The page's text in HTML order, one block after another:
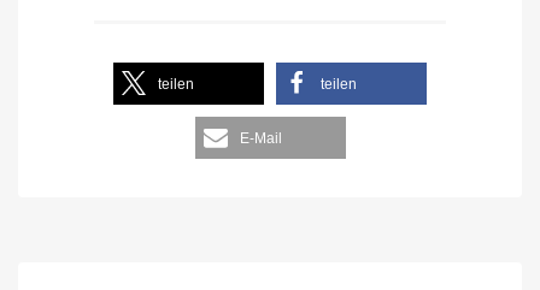
teilen teilen
E-Mail